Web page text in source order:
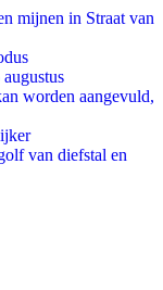
mijnen in Straat van
worden aangevuld,
van diefstal en